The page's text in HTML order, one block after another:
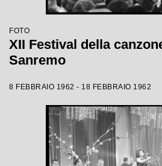
FOTO
XII Festival della
Sanremo
8 FEBBRAIO 1962 - 18 FEBBRAIO 1962